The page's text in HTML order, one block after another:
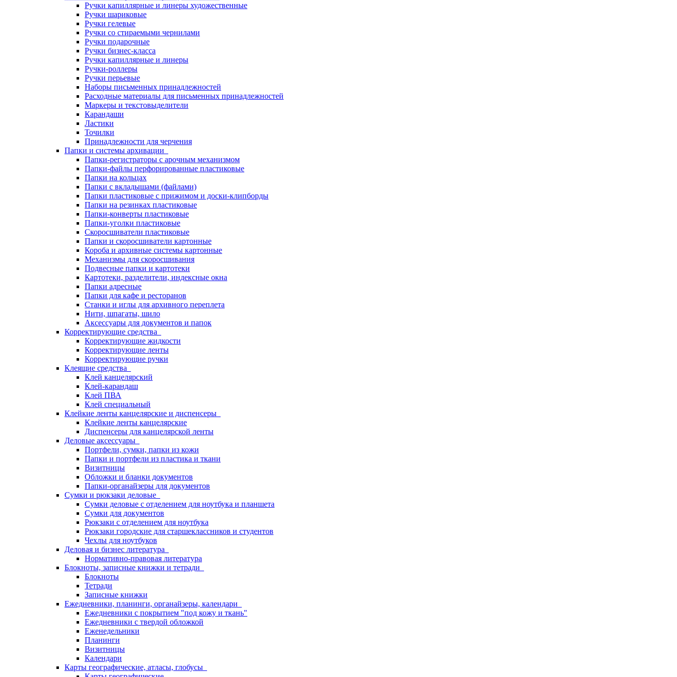
Ручки капиллярные и линеры художественные
Ручки шариковые
Ручки гелевые
Ручки со стираемыми чернилами
Ручки подарочные
Ручки бизнес-класса
Ручки капиллярные и линеры
Ручки-роллеры
Ручки перьевые
Наборы письменных принадлежностей
Расходные материалы для письменных принадлежностей
Маркеры и текстовыделители
Карандаши
Ластики
Точилки
Принадлежности для черчения
Папки и системы архивации
Папки-регистраторы с арочным механизмом
Папки-файлы перфорированные пластиковые
Папки на кольцах
Папки с вкладышами (файлами)
Папки пластиковые с прижимом и доски-клипборды
Папки на резинках пластиковые
Папки-конверты пластиковые
Папки-уголки пластиковые
Скоросшиватели пластиковые
Папки и скоросшиватели картонные
Короба и архивные системы картонные
Механизмы для скоросшивания
Подвесные папки и картотеки
Картотеки, разделители, индексные окна
Папки адресные
Папки для кафе и ресторанов
Станки и иглы для архивного переплета
Нити, шпагаты, шило
Аксессуары для документов и папок
Корректирующие средства
Корректирующие жидкости
Корректирующие ленты
Корректирующие ручки
Клеящие средства
Клей канцелярский
Клей-карандаш
Клей ПВА
Клей специальный
Клейкие ленты канцелярские и диспенсеры
Клейкие ленты канцелярские
Диспенсеры для канцелярской ленты
Деловые аксессуары
Портфели, сумки, папки из кожи
Папки и портфели из пластика и ткани
Визитницы
Обложки и бланки документов
Папки-органайзеры для документов
Сумки и рюкзаки деловые
Сумки деловые с отделением для ноутбука и планшета
Сумки для документов
Рюкзаки с отделением для ноутбука
Рюкзаки городские для старшеклассников и студентов
Чехлы для ноутбуков
Деловая и бизнес литература
Нормативно-правовая литература
Блокноты, записные книжки и тетради
Блокноты
Тетради
Записные книжки
Ежедневники, планинги, органайзеры, календари
Ежедневники с покрытием "под кожу и ткань"
Ежедневники с твердой обложкой
Еженедельники
Планинги
Визитницы
Календари
Карты географические, атласы, глобусы